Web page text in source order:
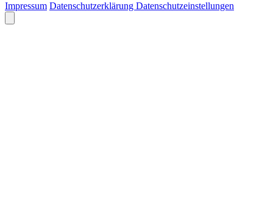
Impressum Datenschutzerklärung Datenschutzeinstellungen